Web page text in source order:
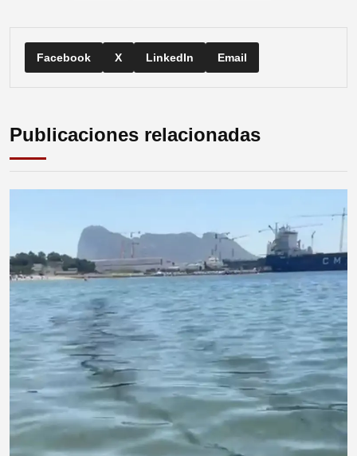
Facebook X LinkedIn Email
Publicaciones relacionadas